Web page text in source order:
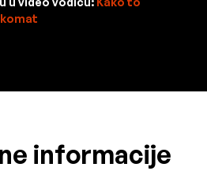
informacije